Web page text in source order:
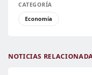
CATEGORÍA
Economía
NOTICIAS